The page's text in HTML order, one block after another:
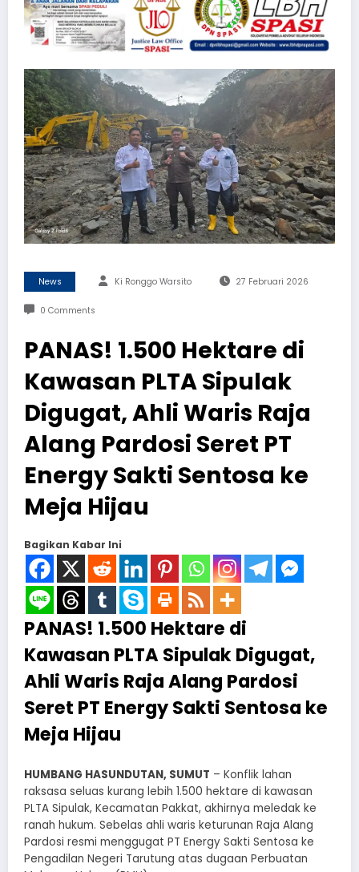
News Ki Ronggo Warsito 27 Februari 2026
0 Comments
PANAS! 1.500 Hektare di
Kawasan PLTA Sipulak
Digugat, Ahli Waris Raja
Alang Pardosi Seret PT
Energy Sakti Sentosa ke
Meja Hijau
Bagikan Kabar Ini
PANAS! 1.500 Hektare di
Kawasan PLTA Sipulak Digugat,
Ahli Waris Raja Alang Pardosi
Seret PT Energy Sakti Sentosa ke
Meja Hijau
HUMBANG HASUNDUTAN, SUMUT – Konflik lahan
raksasa seluas kurang lebih 1.500 hektare di kawasan
PLTA Sipulak, Kecamatan Pakkat, akhirnya meledak ke
ranah hukum. Sebelas ahli waris keturunan Raja Alang
Pardosi resmi menggugat PT Energy Sakti Sentosa ke
Pengadilan Negeri Tarutung atas dugaan Perbuatan